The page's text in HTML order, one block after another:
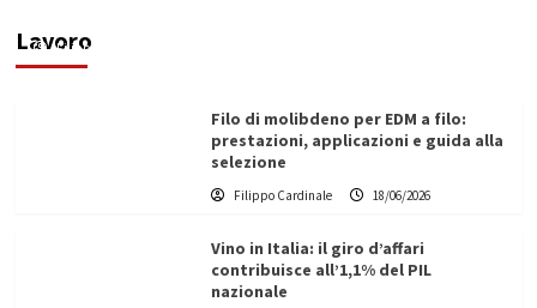
LavoroFilippo Cardinale
Filo di molibdeno per EDM a filo:
prestazioni, applicazioni e guida alla
selezione
Filippo Cardinale 18/06/2026
Vino in Italia: il giro d’affari
contribuisce all’1,1% del PIL
nazionale